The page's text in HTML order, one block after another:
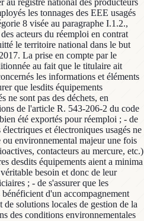
au registre national des producteurs
les tonnages des EEE usagés
8 visée au paragraphe I.1.2.,
acteurs du réemploi en contrat
le territoire national dans le but
La prise en compte par le
au fait que le titulaire ait
les informations et éléments
que lesdits équipements
ne sont pas des déchets, en
de l'article R. 543-206-2 du code
été exportés pour réemploi ; - de
et électroniques usagés ne
ou environnemental majeur une fois
contacteurs au mercure, etc.)
desdits équipements aient a minima
besoin et donc de leur
; - de s'assurer que les
d'un accompagnement
solutions locales de gestion de la
des conditions environnementales